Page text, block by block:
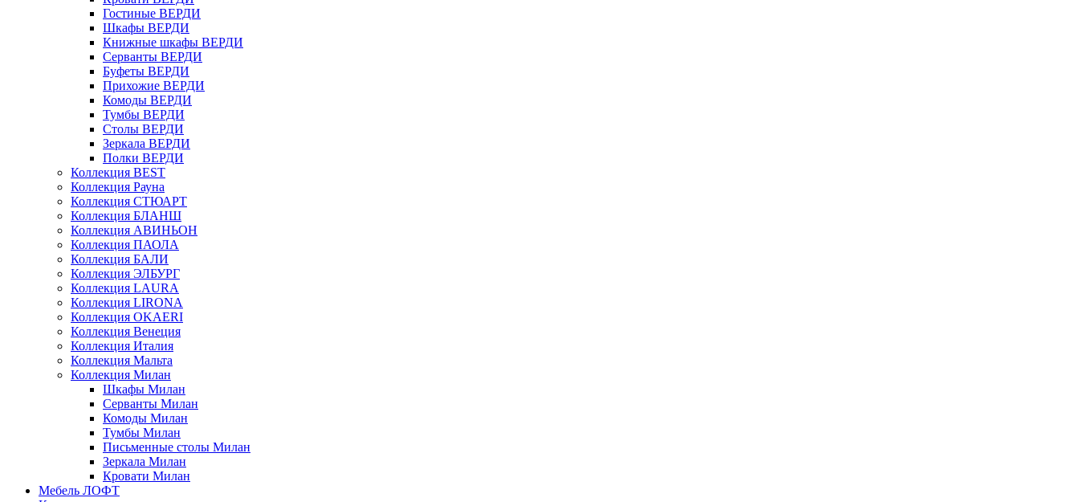
Гостиные ВЕРДИ
Шкафы ВЕРДИ
Книжные шкафы ВЕРДИ
Серванты ВЕРДИ
Буфеты ВЕРДИ
Прихожие ВЕРДИ
Комоды ВЕРДИ
Тумбы ВЕРДИ
Столы ВЕРДИ
Зеркала ВЕРДИ
Полки ВЕРДИ
Коллекция BEST
Коллекция Рауна
Коллекция СТЮАРТ
Коллекция БЛАНШ
Коллекция АВИНЬОН
Коллекция ПАОЛА
Коллекция БАЛИ
Коллекция ЭЛБУРГ
Коллекция LAURA
Коллекция LIRONA
Коллекция OKAERI
Коллекция Венеция
Коллекция Италия
Коллекция Мальта
Коллекция Милан
Шкафы Милан
Серванты Милан
Комоды Милан
Тумбы Милан
Письменные столы Милан
Зеркала Милан
Кровати Милан
Мебель ЛОФТ